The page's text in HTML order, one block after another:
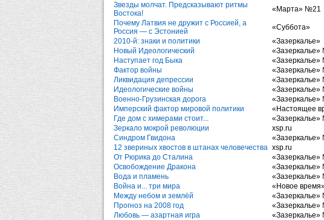
Звезды молчат. Предсказывают ритмы
Востока!
«Марта» №21
Почему Латвия не дружит с Россией, а
Россия — с Эстонией
«Суббота»
2010-й: знаки и политики
«Зазеркалье»
Новый Идеологический
Наступает год Быка
Фактор войны
Ликвидация депрессии
Идеологические войны
Военно-Грузинская дорога
Имперский фактор мировой политики
«Настоящее
Где дом с химерами стоит...
Зеркало мокрой революции
xsp.ru
Синдром Гвидона
12 звериных хвостов в штанах человечества xsp.ru
От Рюрика до Сталина
Освобождение Дракона
Вода и пламень
Война и... три мира
«Новое
Между небом и землёй
Прогноз на 2008 год
Любовь — азартная игра